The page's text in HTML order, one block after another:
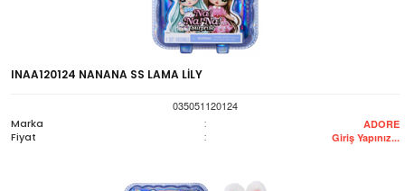
INAA120124 NANANA SS LAMA LİLY
035051120124
Marka
: ADORE
Fiyat : Giriş Yapınız...